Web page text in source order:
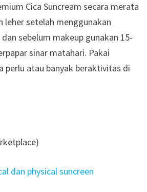
Cica Suncream secara merata
leher setelah menggunakan
sebelum makeup gunakan 15-
sinar matahari. Pakai
perlu atau banyak beraktivitas di